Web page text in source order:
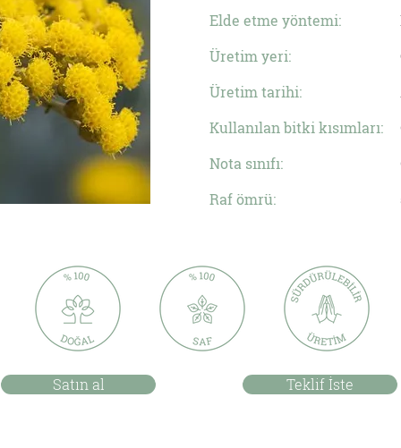
Elde etme yöntemi:
Üretim yeri:
Üretim tarihi:
Kullanılan bitki kısımları:
Nota sınıfı:
Raf ömrü:
Satın al Teklif İste